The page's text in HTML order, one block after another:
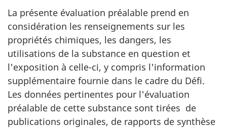
La présente évaluation préalable prend en
considération les renseignements sur les
propriétés chimiques, les dangers, les
utilisations de la substance en question et
l'exposition à celle-ci, y compris l'information
supplémentaire fournie dans le cadre du Défi.
Les données pertinentes pour l'évaluation
préalable de cette substance sont tirées de
publications originales, de rapports de synthèse